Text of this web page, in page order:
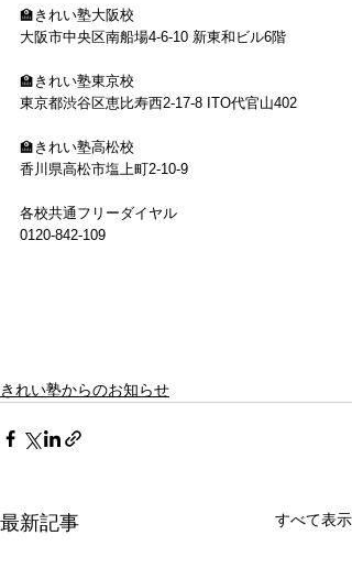
🏫きれい塾大阪校
大阪市中央区南船場4-6-10 新東和ビル6階
🏫きれい塾東京校
東京都渋谷区恵比寿西2-17-8 ITO代官山402
🏫きれい塾高松校
香川県高松市塩上町2-10-9
各校共通フリーダイヤル
0120-842-109
きれい塾からのお知らせ
最新記事 すべて表示